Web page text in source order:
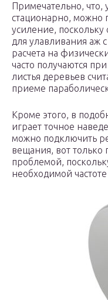
Примечательно, что,
стационарно, можно
усиление, поскольку
для улавливания аж
расчета на
часто получаются
листья деревьев
приеме
Кроме этого, в
играет точное
можно подключить
вещания, вот только
проблемой,
необходимой